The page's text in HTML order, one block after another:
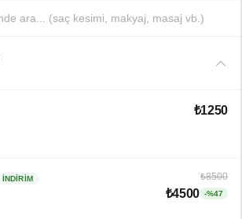
₺1250
İNDIRIM ₺8500
₺4500 -%47